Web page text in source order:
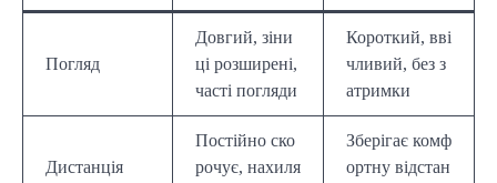
Погляд
Довгий, зіни
ці розширені,
часті погляди
Короткий, вві
чливий, без з
атримки
Дистанція
Постійно ско
рочує, нахиля
Зберігає комф
ортну відстан